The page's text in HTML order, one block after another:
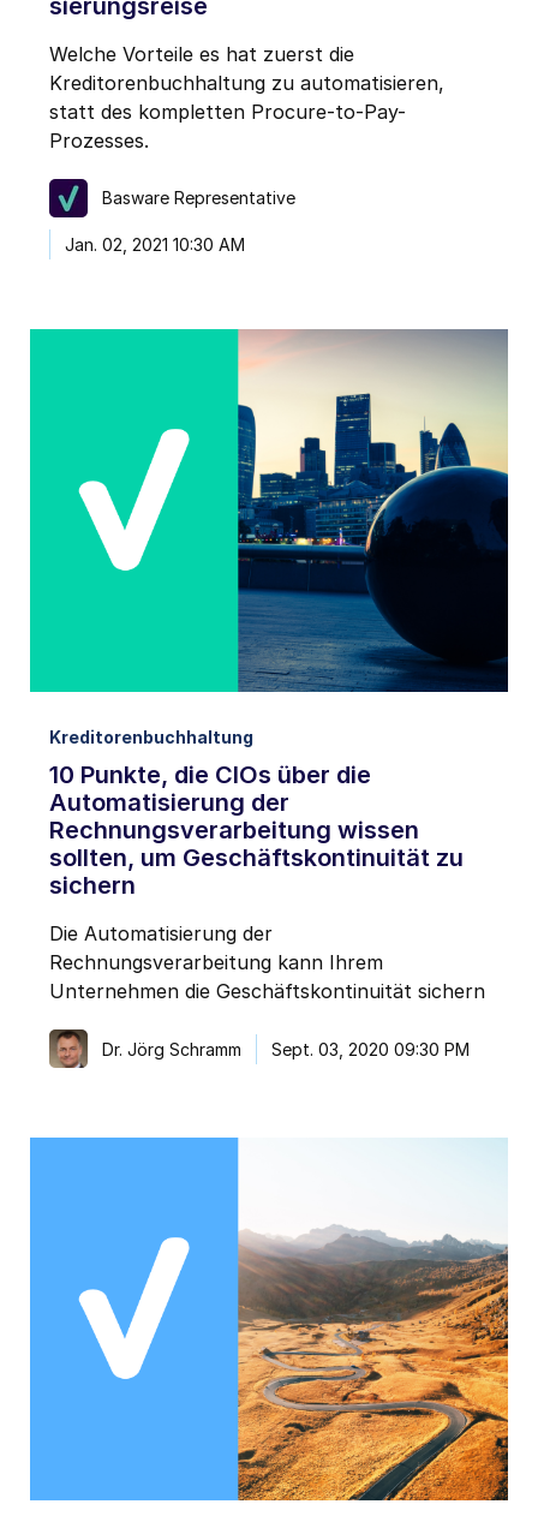
Welche Vorteile es hat zuerst die
Kreditorenbuchhaltung zu automatisieren,
statt des kompletten Procure-to-Pay-
Prozesses.
Basware Representative
Jan. 02, 2021 10:30 AM
Kreditorenbuchhaltung
10 Punkte, die CIOs über die
Automatisierung der
Rechnungsverarbeitung wissen
sollten, um Geschäftskontinuität zu
sichern
Die Automatisierung der
Rechnungsverarbeitung kann Ihrem
Unternehmen die Geschäftskontinuität sichern
Dr. Jörg Schramm Sept. 03, 2020 09:30 PM